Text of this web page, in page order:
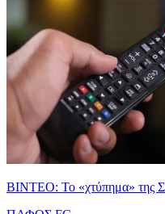
ΒΙΝΤΕΟ: Το «χτύπημα» της